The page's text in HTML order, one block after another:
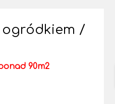
ogródkiem /
90m2